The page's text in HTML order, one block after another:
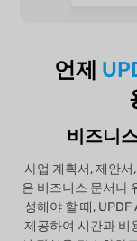
언제
비즈니
사업 계획서, 제안서
은 비즈니스 문서나
성해야 할 때,
제공하여 시간과 비